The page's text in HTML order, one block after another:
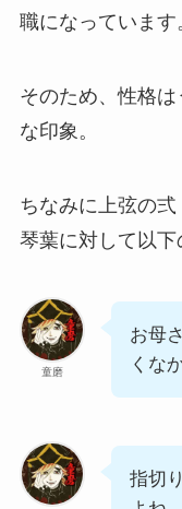
職になっています
そのため、性格
な印象。
ちなみに上弦の
琴葉に対して以下
童磨
お母
くな
指切